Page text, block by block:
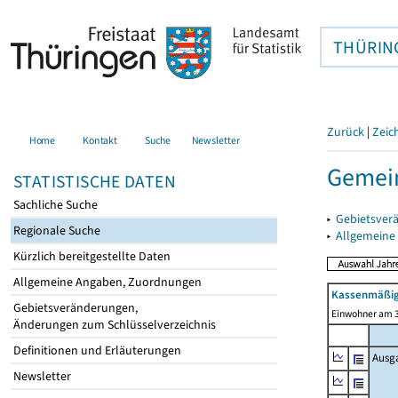
Home Kontakt Suche Newsletter
STATISTISCHE DATEN
Sachliche Suche
Regionale Suche
Kürzlich bereitgestellte Daten
Allgemeine Angaben, Zuordnungen
Gebietsveränderungen,
Änderungen zum Schlüsselverzeichnis
Definitionen und Erläuterungen
Newsletter
Zurück |
▸
▸
Einwohner am